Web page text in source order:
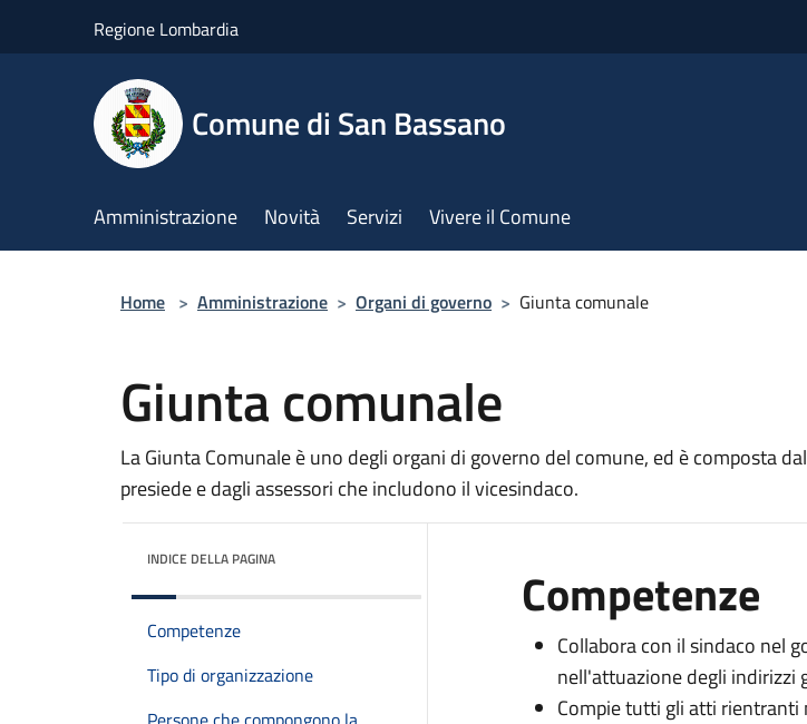
Regione Lombardia
Comune di San Bassano
Amministrazione Novità Servizi Vivere il Comune
Home > Amministrazione > Organi di governo > Giunta comunale
Giunta comunale
La Giunta Comunale è uno degli organi di governo del comune, ed è composta
presiede e dagli assessori che includono il vicesindaco.
INDICE DELLA PAGINA
Competenze
Tipo di organizzazione
Competenze
Collabora con il sindaco nel
nell'attuazione degli indirizzi
Compie tutti gli atti rientranti